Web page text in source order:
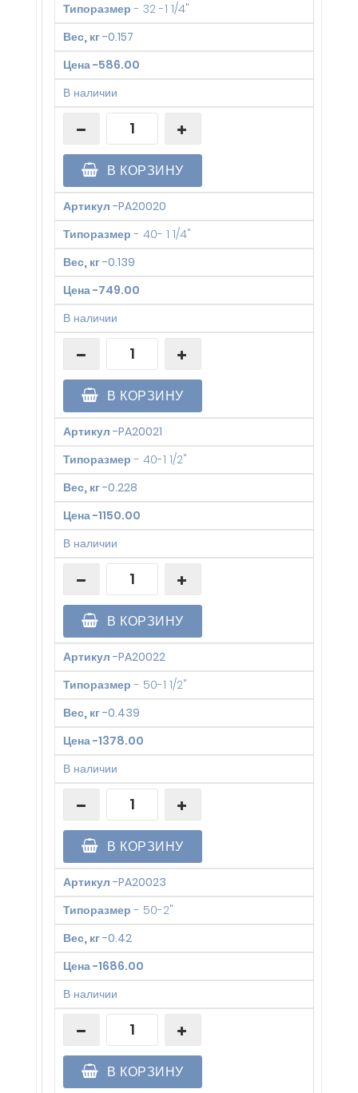
Типоразмер - 32 -1 1/4"
Вес, кг-0.157
Цена-586.00
В наличии
В КОРЗИНУ
Артикул -PA20020
Типоразмер - 40- 1 1/4"
Вес, кг-0.139
Цена-749.00
В наличии
В КОРЗИНУ
Артикул -PA20021
Типоразмер - 40-1 1/2"
Вес, кг-0.228
Цена-1150.00
В наличии
В КОРЗИНУ
Артикул -PA20022
Типоразмер - 50-1 1/2"
Вес, кг-0.439
Цена-1378.00
В наличии
В КОРЗИНУ
Артикул -PA20023
Типоразмер - 50-2"
Вес, кг-0.42
Цена-1686.00
В наличии
В КОРЗИНУ